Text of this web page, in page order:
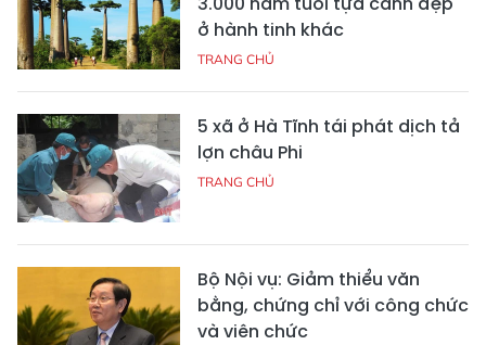
ở hành tinh khác
TRANG CHỦ
5 xã ở Hà Tĩnh tái phát dịch tả
lợn châu Phi
TRANG CHỦ
Bộ Nội vụ: Giảm thiểu văn
bằng, chứng chỉ với công chức
và viên chức